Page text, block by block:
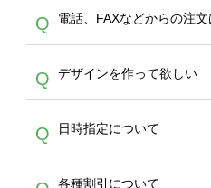
30枚以上やシル
は、サポートが担
やタンブラーコン
作する数量が多け
サービスよりも低
す。
A
ドできるデータ形
PDF 形式になり
写真などもアップ
い画像はエラー
らの直接入稿には
し、デザインツー
い）
Q 電話、FAXなどからの注
A
文のみ受け付けて
作をお考えの方は
スをご利用頂けれ
でご注文が可能で
Q デザインを作って欲しい
A
を作って欲しい。
30個以上であれば
Q 日時指定について
A 各種割引について